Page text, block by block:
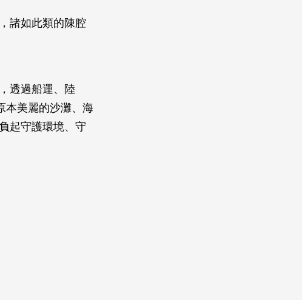
諸如此類的陳腔
透過船運、陸
本美麗的沙灘、海
起守護環境、守